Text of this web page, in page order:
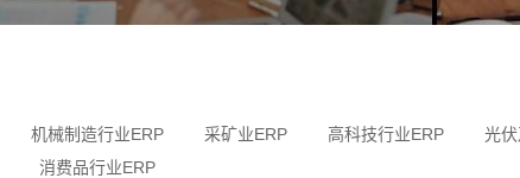
机械制造行业ERP 采矿业ERP 高科技行业ERP
光
消费品行业ERP